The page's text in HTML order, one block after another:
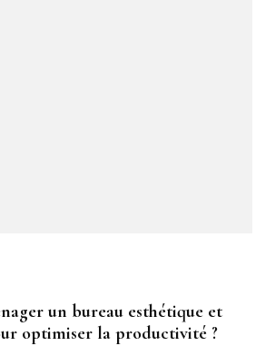
un bureau esthétique et
optimiser la productivité ?